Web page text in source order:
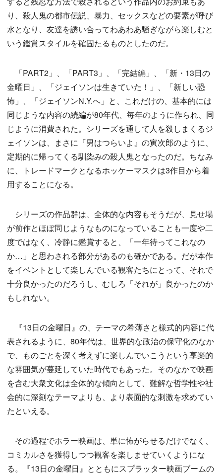
り、殺人鬼の都市伝説、暴力、セックスなどの要素が呼び
水となり、友達を誘い合ってわあわあ騒ぎながら楽しむと
いう鑑賞スタイルを確固たるものとしたのだ。
「PART2」、「PART3」、「完結編」、「新・13日の
金曜日」、「ジェイソンは生きていた！」、「新しい恐
怖」、「ジェイソンN.Y.へ」と、これだけの、基本的には
同じような内容の続編が80年代、毎年のように作られ、同
じように消費された。シリーズを通して人を殺しまくるジ
ェイソンは、まさに『男はつらいよ』の寅次郎のように、
定期的に帰ってくる馴染みの殺人鬼となったのだ。ちなみ
に、トレードマークとなるホッケーマスクは3作目から着
用することになる。
シリーズの作品群は、全体的な内容もそうだが、見せ場
が前作とほぼ同じようなものになっていることも一度や二
度ではなく、冷静に鑑賞すると、「一年待ってこれなの
か…」と思わされる部分があるのも確かである。だが本作
をイベントとして楽しんでいる観客たちにとって、それで
十分良かったのだろうし、むしろ「それが」良かったのか
もしれない。
『13日の金曜日』の、テーマの希薄さと様式的内容に代
表されるように、80年代は、世界的な政治の保守化のなか
で、ものごとを深く考えずに楽しんでいこうという享楽的
な雰囲気が蔓延していた時代でもあった。そのなかで映画
を含む大衆文化は全体的な傾向として、難解な哲学性や社
会的に深刻なテーマよりも、より表面的な刺激を求めてい
たといえる。
その過程でホラー映画は、単に怖がらせるだけでなく、
コミカルさを獲得しつつ観客を楽しませていくようにな
る。『13日の金曜日』とともにスプラッター映画ブームの